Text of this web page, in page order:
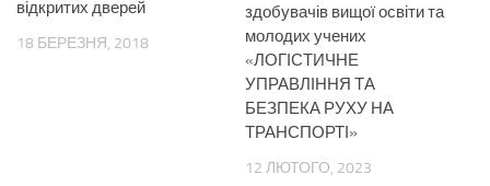
відкритих дверей
18 БЕРЕЗНЯ, 2018
здобувачів вищої освіти та
молодих учених
«ЛОГІСТИЧНЕ
УПРАВЛІННЯ ТА
БЕЗПЕКА РУХУ НА
ТРАНСПОРТІ»
12 ЛЮТОГО, 2023